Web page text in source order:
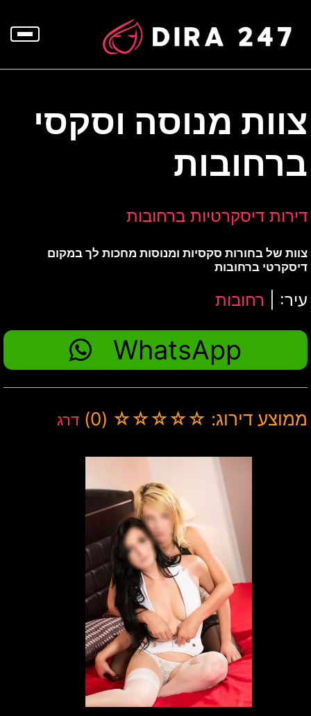
צוות מנוסה וסקסי
ברחובות
דירות דיסקרטיות ברחובות
צוות של בחורות סקסיות ומנוסות מחכות לך במקום
דיסקרטי ברחובות
עיר: | רחובות
WhatsApp
ממוצע דירוג: ☆☆☆☆☆ (0) דרג